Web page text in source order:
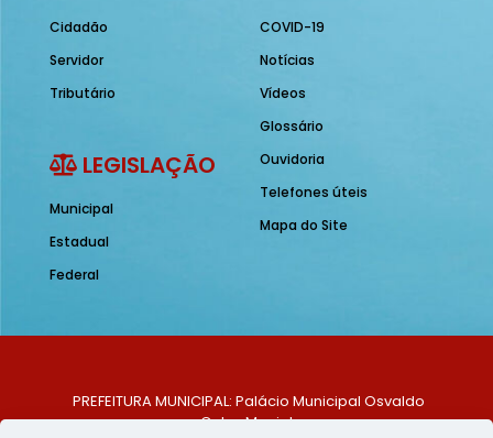
Cidadão
Servidor
Tributário
LEGISLAÇÃO
Municipal
Estadual
Federal
COVID-19
Notícias
Vídeos
Glossário
Ouvidoria
Telefones úteis
Mapa do Site
PREFEITURA MUNICIPAL: Palácio Municipal Osvaldo
Celso Maciel